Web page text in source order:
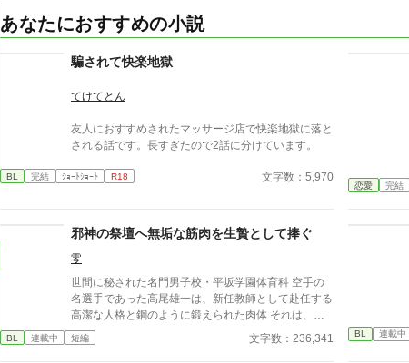
あなたにおすすめの小説
騙されて快楽地獄
てけてとん
友人におすすめされたマッサージ店で快楽地獄に落と
される話です。長すぎたので2話に分けています。
BL 完結 ｼｮｰﾄｼｮｰﾄ R18 文字数：5,970
恋愛 完結
邪神の祭壇へ無垢な筋肉を生贄として捧ぐ
零
世間に秘された名門男子校・平坂学園体育科 空手の
名選手であった高尾雄一は、新任教師として赴任する
高潔な人格と鋼のように鍛えられた肉体 それは、学
園にとって最高の生贄の候補に他ならなかった 至高
の筋肉を持つ、精神を削られ意志をなくした青年を太
BL 連載中 短編 文字数：236,341 BL 連載中